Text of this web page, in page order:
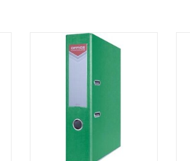
OFFICE products ordner, voor
A4, uit karton, rug van 7,5 cm,
TOEVOEGEN AAN